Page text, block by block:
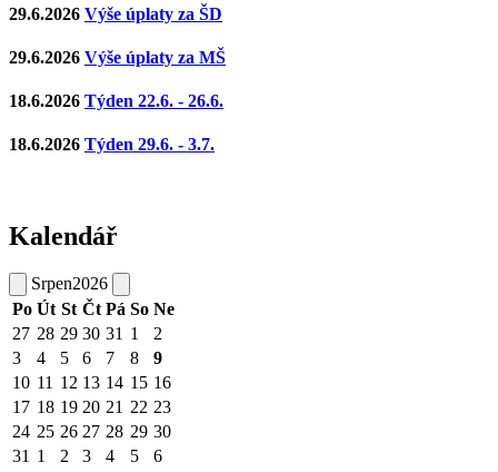
29.6.2026 Výše úplaty za ŠD
29.6.2026 Výše úplaty za MŠ
18.6.2026 Týden 22.6. - 26.6.
18.6.2026 Týden 29.6. - 3.7.
Kalendář
Srpen2026
Po Út St Čt Pá So Ne
27 28 29 30 31 1
2
3
4 5 6 7 8
9
10 11 12 13 14 15 16
17 18 19 20 21 22 23
24 25 26 27 28 29 30
31 1 2 3 4 5 6